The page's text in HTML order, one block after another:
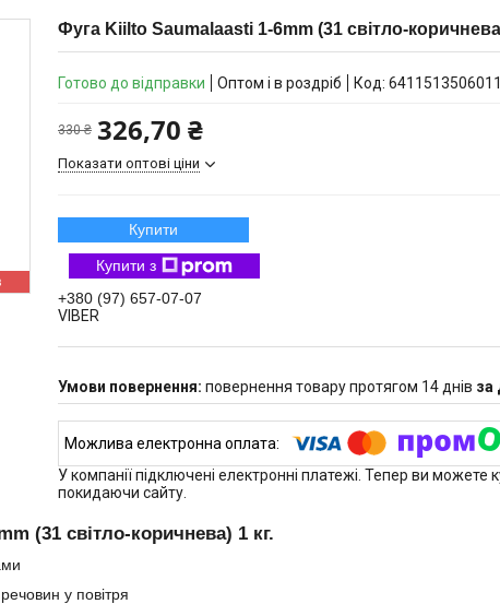
Фуга Kiilto Saumalaasti 1-6mm (31 світло-
Готово до відправки Оптом і в роздріб Код: 6411513506011
330 ₴ 326,70 ₴
Показати оптові ціни
Купити
Купити з
+380 (97) 657-07-07
VIBER
повернення товару протягом 14 днів за
У компанії підключені електронні платежі. Тепер ви можете
покидаючи сайту.
(31 світло-коричнева) 1 кг.
у повітря